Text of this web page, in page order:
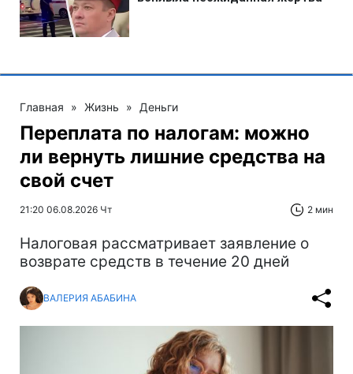
Главная » Жизнь » Деньги
Переплата по налогам: можно
ли вернуть лишние средства на
свой счет
21:20 06.08.2026 Чт 2 мин
Налоговая рассматривает заявление о
возврате средств в течение 20 дней
ВАЛЕРИЯ АБАБИНА